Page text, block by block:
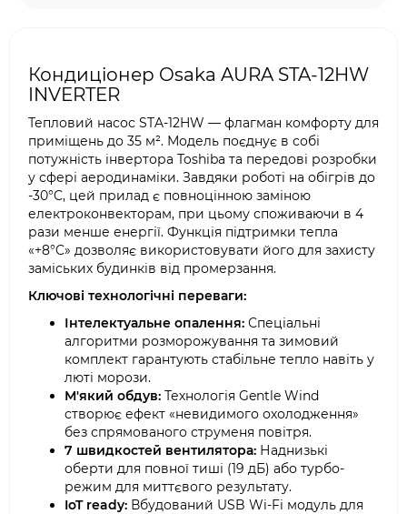
Кондиціонер Osaka AURA STA-12HW
INVERTER
Тепловий насос STA-12HW — флагман комфорту для
приміщень до 35 м². Модель поєднує в собі
потужність інвертора Toshiba та передові розробки
у сфері аеродинаміки. Завдяки роботі на обігрів до
-30°C, цей прилад є повноцінною заміною
електроконвекторам, при цьому споживаючи в 4
рази менше енергії. Функція підтримки тепла
«+8°C» дозволяє використовувати його для захисту
заміських будинків від промерзання.
Ключові технологічні переваги:
Інтелектуальне опалення: Спеціальні
алгоритми розморожування та зимовий
комплект гарантують стабільне тепло навіть у
люті морози.
М'який обдув: Технологія Gentle Wind
створює ефект «невидимого охолодження»
без спрямованого струменя повітря.
7 швидкостей вентилятора: Наднизькі
оберти для повної тиші (19 дБ) або турбо-
режим для миттєвого результату.
IoT ready: Вбудований USB Wi-Fi модуль для